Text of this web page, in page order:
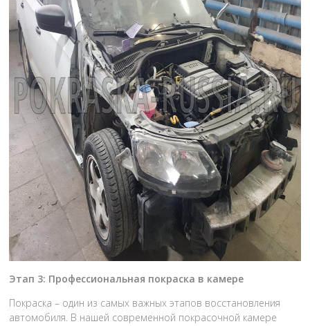
Этап 3: Профессиональная покраска в камере
Покраска – один из самых важных этапов восстановления
автомобиля. В нашей современной покрасочной камере